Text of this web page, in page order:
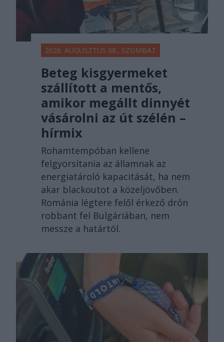
2026. AUGUSZTUS 08., SZOMBAT
Beteg kisgyermeket
szállított a mentős,
amikor megállt dinnyét
vásárolni az út szélén –
hírmix
Rohamtempóban kellene
felgyorsítania az államnak az
energiatároló kapacitását, ha nem
akar blackoutot a közeljövőben.
Románia légtere felől érkező drón
robbant fel Bulgáriában, nem
messze a határtól.